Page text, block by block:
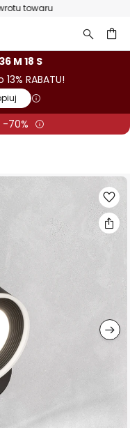
towaru
M 17 S
RABATU!
70%